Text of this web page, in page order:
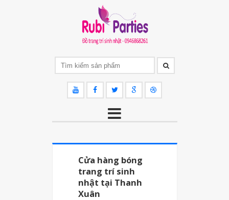
Cửa hàng bóng
trang trí sinh
nhật tại Thanh
Xuân